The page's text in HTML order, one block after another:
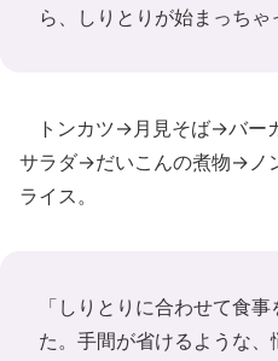
ら、しりとりが始まっちゃ
トンカツ→月見そば→バー
サラダ→だいこんの煮物→ノ
ライス。
「しりとりに合わせて食
た。手間が省けるような